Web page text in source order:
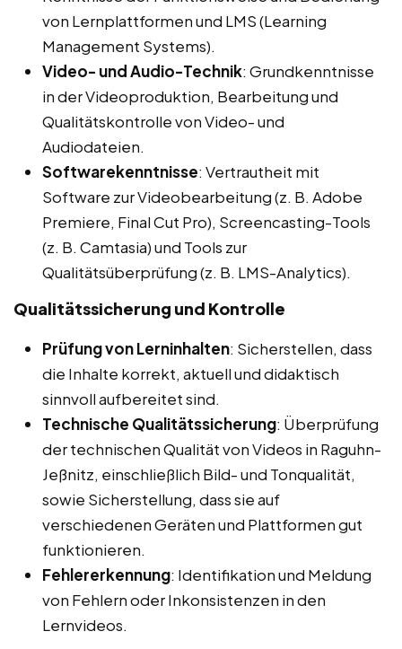
von Lernplattformen und LMS (Learning
Management Systems).
Video- und Audio-Technik: Grundkenntnisse
in der Videoproduktion, Bearbeitung und
Qualitätskontrolle von Video- und
Audiodateien.
Softwarekenntnisse: Vertrautheit mit
Software zur Videobearbeitung (z. B. Adobe
Premiere, Final Cut Pro), Screencasting-Tools
(z. B. Camtasia) und Tools zur
Qualitätsüberprüfung (z. B. LMS-Analytics).
Qualitätssicherung und Kontrolle
Prüfung von Lerninhalten: Sicherstellen, dass
die Inhalte korrekt, aktuell und didaktisch
sinnvoll aufbereitet sind.
Technische Qualitätssicherung: Überprüfung
der technischen Qualität von Videos in Raguhn-
Jeßnitz, einschließlich Bild- und Tonqualität,
sowie Sicherstellung, dass sie auf
verschiedenen Geräten und Plattformen gut
funktionieren.
Fehlererkennung: Identifikation und Meldung
von Fehlern oder Inkonsistenzen in den
Lernvideos.